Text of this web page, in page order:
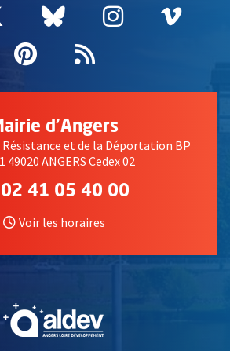
une nouvelle fenêtre
Twitter
, Ouvre une nouvelle
Bluesky
, Ouvre une
Instagram
, Ouvre
,
Pinterest
, Ouvre une
Flux RSS
d'Angers
Résistance et de la Déportation BP
49020 ANGERS Cedex 02
02 41 05 40 00
Voir les horaires